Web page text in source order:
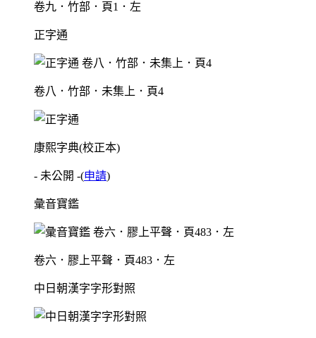
卷九．竹部．頁1．左
正字通
卷八．竹部．未集上．頁4
康熙字典(校正本)
- 未公開 -(申請)
彙音寶鑑
卷六．膠上平聲．頁483．左
中日朝漢字字形對照